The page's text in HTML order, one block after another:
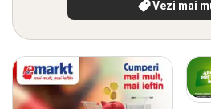
Vezi mai